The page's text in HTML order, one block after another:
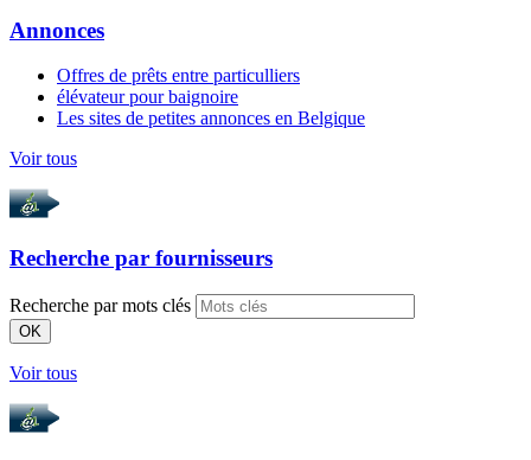
Annonces
Offres de prêts entre particulliers
élévateur pour baignoire
Les sites de petites annonces en Belgique
Voir tous
Recherche par fournisseurs
Recherche par mots clés
OK
Voir tous